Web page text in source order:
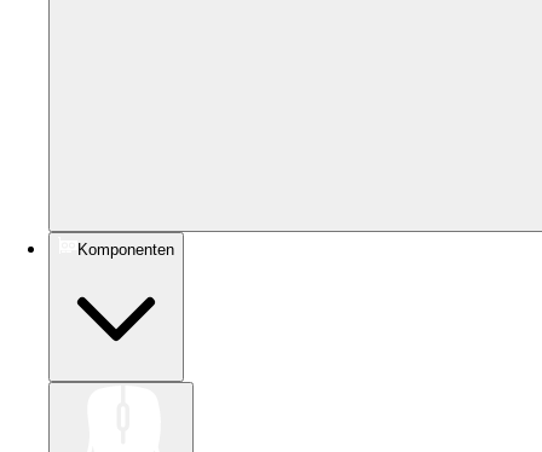
Komponenten